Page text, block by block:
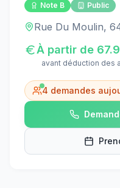
Note B Public
Rue Du Moulin,
À partir de
avant déduction des
4 demandes